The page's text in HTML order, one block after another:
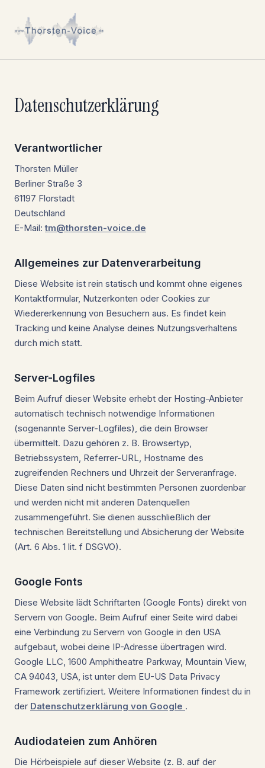
Datenschutzerklärung
Verantwortlicher
Thorsten Müller
Berliner Straße 3
61197 Florstadt
Deutschland
E-Mail:tm@thorsten-voice.de
Allgemeines zur Datenverarbeitung
Diese Website ist rein statisch und kommt ohne eigenes
Kontaktformular, Nutzerkonten oder Cookies zur
Wiedererkennung von Besuchern aus. Es findet kein
Tracking und keine Analyse deines Nutzungsverhaltens
durch mich statt.
Server-Logfiles
Beim Aufruf dieser Website erhebt der Hosting-Anbieter
automatisch technisch notwendige Informationen
(sogenannte Server-Logfiles), die dein Browser
übermittelt. Dazu gehören z. B. Browsertyp,
Betriebssystem, Referrer-URL, Hostname des
zugreifenden Rechners und Uhrzeit der Serveranfrage.
Diese Daten sind nicht bestimmten Personen zuordenbar
und werden nicht mit anderen Datenquellen
zusammengeführt. Sie dienen ausschließlich der
technischen Bereitstellung und Absicherung der Website
(Art. 6 Abs. 1 lit. f DSGVO).
Google Fonts
Diese Website lädt Schriftarten (Google Fonts) direkt von
Servern von Google. Beim Aufruf einer Seite wird dabei
eine Verbindung zu Servern von Google in den USA
aufgebaut, wobei deine IP-Adresse übertragen wird.
Google LLC, 1600 Amphitheatre Parkway, Mountain View,
CA 94043, USA, ist unter dem EU-US Data Privacy
Framework zertifiziert. Weitere Informationen findest du in
der Datenschutzerklärung von Google .
Audiodateien zum Anhören
Die Hörbeispiele auf dieser Website (z. B. auf der